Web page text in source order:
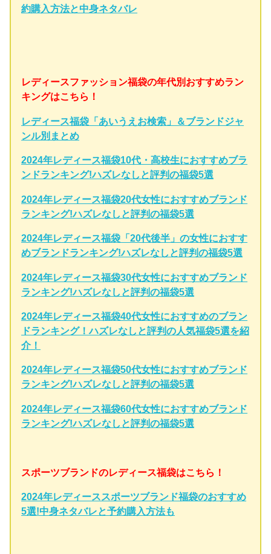
約購入方法と中身ネタバレ
レディースファッション福袋の年代別おすすめラン
キングはこちら！
レディース福袋「あいうえお検索」＆ブランドジャ
ンル別まとめ
2024年レディース福袋10代・高校生におすすめブラ
ンドランキング!ハズレなしと評判の福袋5選
2024年レディース福袋20代女性におすすめブランド
ランキング!ハズレなしと評判の福袋5選
2024年レディース福袋「20代後半」の女性におすす
めブランドランキング!ハズレなしと評判の福袋5選
2024年レディース福袋30代女性におすすめブランド
ランキング!ハズレなしと評判の福袋5選
2024年レディース福袋40代女性におすすめのブラン
ドランキング！ハズレなしと評判の人気福袋5選を紹
介！
2024年レディース福袋50代女性におすすめブランド
ランキング!ハズレなしと評判の福袋5選
2024年レディース福袋60代女性におすすめブランド
ランキング!ハズレなしと評判の福袋5選
スポーツブランドのレディース福袋はこちら！
2024年レディーススポーツブランド福袋のおすすめ
5選!中身ネタバレと予約購入方法も